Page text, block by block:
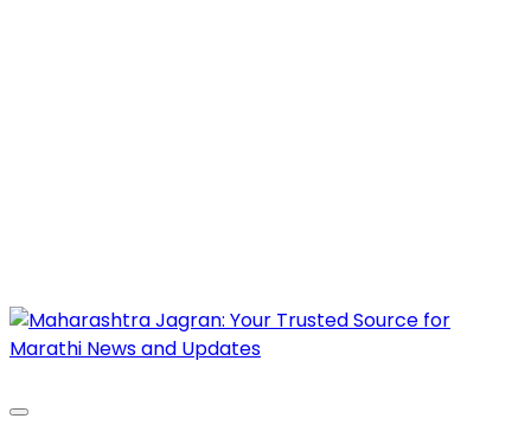
Maharashtra Jagran : Your Trusted Companion